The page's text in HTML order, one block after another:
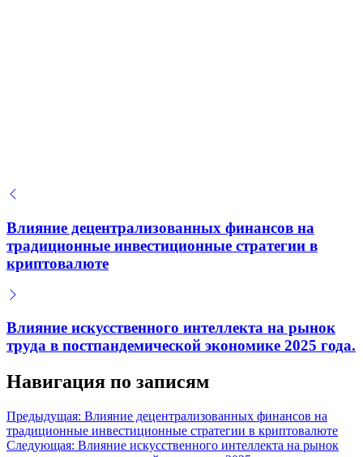
недвижимости для стабильного пассивного
дохода инвестора
Влияние децентрализованных финансов на
традиционные инвестиционные стратегии в
криптовалюте
Влияние искусственного интеллекта на рынок
труда в постпандемической экономике 2025 года.
Навигация по записям
Предыдущая: Влияние децентрализованных финансов на
традиционные инвестиционные стратегии в криптовалюте
Следующая: Влияние искусственного интеллекта на рынок